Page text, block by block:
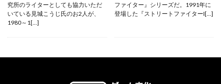
究所のライターとしても協力いただ
いている見城こうじ氏のお2人が、
1980～1[…]
ファイター』シリーズだ。1991年に
登場した『ストリートファイターI[…]